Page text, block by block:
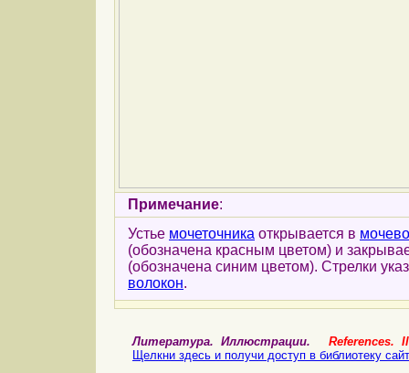
Примечание:
Устье мочеточника открывается в
(обозначена красным цветом) и
(обозначена синим цветом). Стрелки
волокон.
Литература. Иллюстрации. References.
Щелкни здесь и получи доступ в библиотеку